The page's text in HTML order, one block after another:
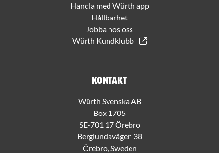
Handla med Würth app
Hållbarhet
Jobba hos oss
Würth Kundklubb
Kontakt
Würth Svenska AB
Box 1705
SE-701 17 Örebro
Berglundavägen 38
Örebro, Sweden